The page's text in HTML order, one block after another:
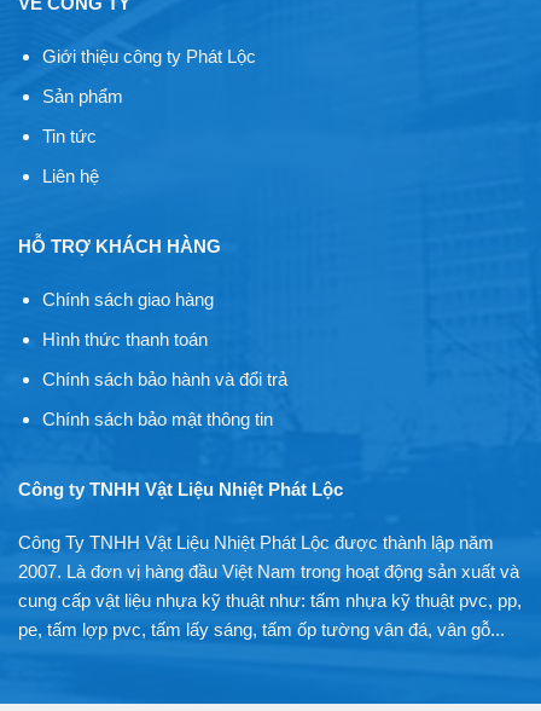
Giới thiệu công ty Phát Lộc
Sản phẩm
Tin tức
Liên hệ
HỖ TRỢ KHÁCH HÀNG
Chính sách giao hàng
Hình thức thanh toán
Chính sách bảo hành và đổi trả
Chính sách bảo mật thông tin
Công ty TNHH Vật Liệu Nhiệt Phát Lộc
Công Ty TNHH Vật Liệu Nhiệt Phát Lộc được thành lập năm
2007. Là đơn vị hàng đầu Việt Nam trong hoạt động sản xuất và
cung cấp vật liệu nhựa kỹ thuật như: tấm nhựa kỹ thuật pvc, pp,
pe, tấm lợp pvc, tấm lấy sáng, tấm ốp tường vân đá, vân gỗ...